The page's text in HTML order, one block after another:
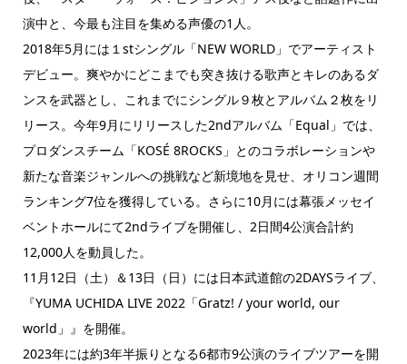
演中と、今最も注目を集める声優の1人。
2018年5月には１stシングル「NEW WORLD」でアーティスト
デビュー。爽やかにどこまでも突き抜ける歌声とキレのあるダ
ンスを武器とし、これまでにシングル９枚とアルバム２枚をリ
リース。今年9月にリリースした2ndアルバム「Equal」では、
プロダンスチーム「KOSÉ 8ROCKS」とのコラボレーションや
新たな音楽ジャンルへの挑戦など新境地を見せ、オリコン週間
ランキング7位を獲得している。さらに10月には幕張メッセイ
ベントホールにて2ndライブを開催し、2日間4公演合計約
12,000人を動員した。
11月12日（土）＆13日（日）には日本武道館の2DAYSライブ、
『YUMA UCHIDA LIVE 2022「Gratz! / your world, our
world」』を開催。
2023年には約3年半振りとなる6都市9公演のライブツアーを開